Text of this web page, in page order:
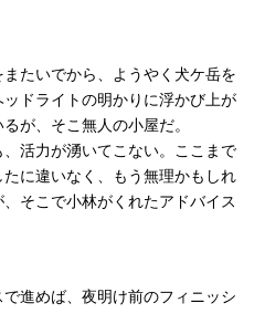
たいでから、ようやく犬ケ岳を
ドライトの明かりに浮かび上が
が、そこ無人の小屋だ。
活力が湧いてこない。ここまで
に違いなく、もう無理かもしれ
そこで小林がくれたアドバイス
で進めば、夜明け前のフィニッシ